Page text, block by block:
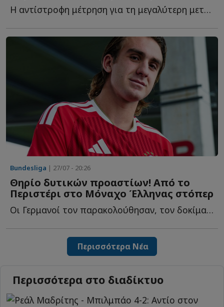
Η αντίστροφη μέτρηση για τη μεγαλύτερη μεταγραφή της κ...
Bundesliga | 27/07 - 20:26
Θηρίο δυτικών προαστίων! Από το
Περιστέρι στο Μόναχο Έλληνας στόπερ
Οι Γερμανοί τον παρακολούθησαν, τον δοκίμασαν δύο φορές κ...
Περισσότερα Νέα
Περισσότερα στο διαδίκτυο